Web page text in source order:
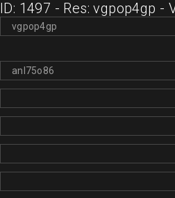
ID: 1497 - Res: vgpop4gp -